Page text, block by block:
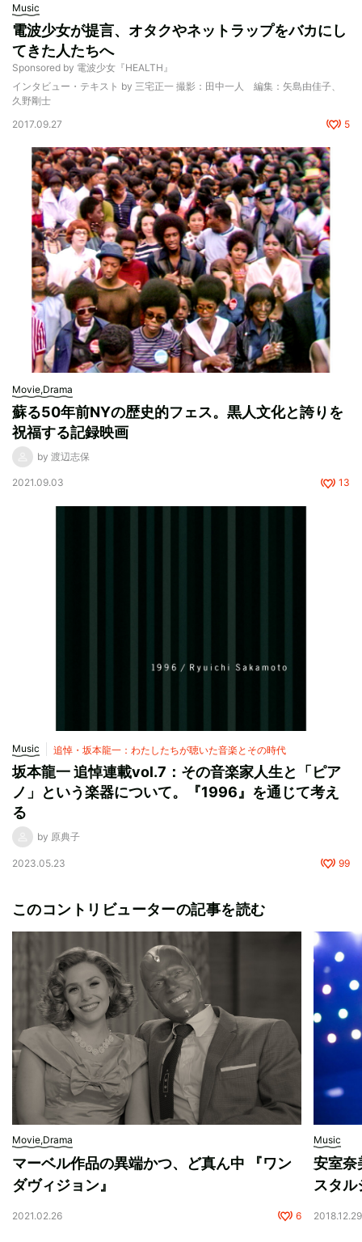
Music
電波少女が提言、オタクやネットラップをバカにし
てきた人たちへ
Sponsored by 電波少女『HEALTH』
インタビュー・テキスト by 三宅正一 撮影：田中一人 編集：矢島由佳子、
久野剛士
2017.09.27
5
Movie,Drama
蘇る50年前NYの歴史的フェス。黒人文化と誇りを
祝福する記録映画
by 渡辺志保
2021.09.03 13
Music 追悼・坂本龍一：わたしたちが聴いた音楽とその時代
坂本龍一 追悼連載vol.7：その音楽家人生と「ピア
ノ」という楽器について。『1996』を通じて考え
る
by 原典子
2023.05.23 99
このコントリビューターの記事を読む
Movie,Drama
マーベル作品の異端かつ、ど真ん中 『ワン
ダヴィジョン』
2021.02.26 6
Music
安室奈
スタル
2018.12.29